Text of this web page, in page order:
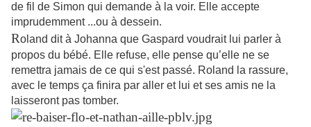
de fil de Simon qui demande à la voir. Elle accepte
imprudemment ...ou à dessein.
Roland dit à Johanna que Gaspard voudrait lui parler à
propos du bébé. Elle refuse, elle pense qu’elle ne se
remettra jamais de ce qui s'est passé. Roland la rassure,
avec le temps ça finira par aller et lui et ses amis ne la
laisseront pas tomber.